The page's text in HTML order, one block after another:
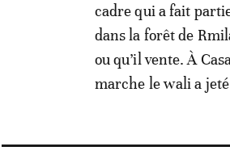
cadre qui a fait
dans la forêt de
ou qu’il vente. À
marche le wali a